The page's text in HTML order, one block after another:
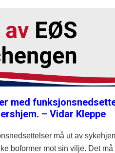
med
– Vidar Kleppe
må ut av
boformer mot sin vilje. Det